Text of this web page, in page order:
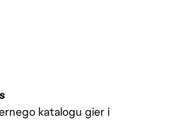
katalogu gier i